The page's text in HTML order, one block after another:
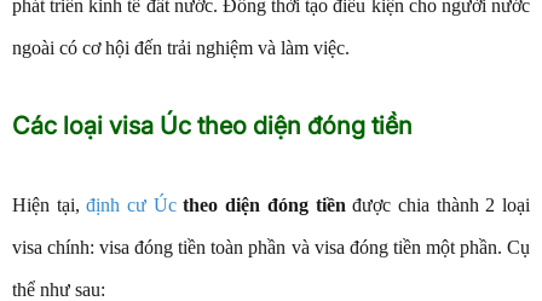
phát triển kinh tế đất nước. Đồng thời tạo điều kiện cho người nước
ngoài có cơ hội đến trải nghiệm và làm việc.
Các loại visa Úc theo diện đóng tiền
Hiện tại,định cư Úctheo diện đóng tiền được chia thành 2 loại
visa chính: visa đóng tiền toàn phần và visa đóng tiền một phần. Cụ
thể như sau: